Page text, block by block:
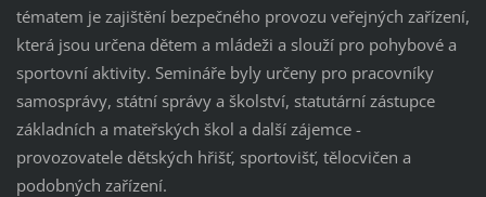
tématem je zajištění bezpečného provozu veřejných zařízení,
která jsou určena dětem a mládeži a slouží pro pohybové a
sportovní aktivity. Semináře byly určeny pro pracovníky
samosprávy, státní správy a školství, statutární zástupce
základních a mateřských škol a další zájemce -
provozovatele dětských hřišť, sportovišť, tělocvičen a
podobných zařízení.